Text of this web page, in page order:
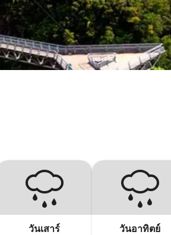
วันเสาร์ วันอาทิตย์